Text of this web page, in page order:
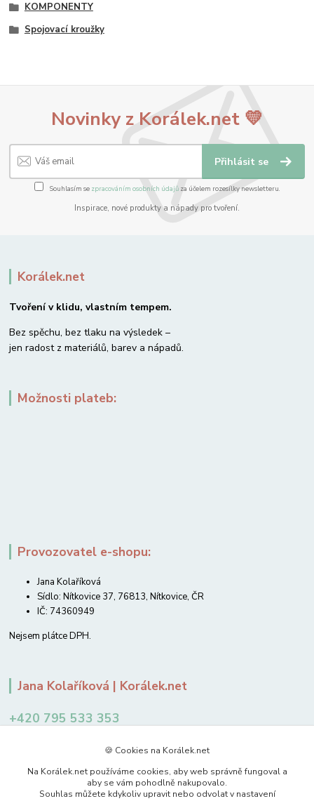
KOMPONENTY
Spojovací kroužky
Novinky z Korálek.net 💛
Přihlásit se
Souhlasím se zpracováním osobních údajůza účelem rozesílky newsletteru.
Inspirace, nové produkty a nápady pro tvoření.
Korálek.net
Tvoření v klidu, vlastním tempem.
Bez spěchu, bez tlaku na výsledek –
jen radost z materiálů, barev a nápadů.
Možnosti plateb:
Provozovatel e-shopu:
Jana Kolaříková
Sídlo: Nítkovice 37, 76813, Nítkovice, ČR
IČ: 74360949
Nejsem plátce DPH.
Jana Kolaříková | Korálek.net
+420 795 533 353
🍪 Cookies na Korálek.net
Na Korálek.net používáme cookies, aby web správně fungoval a
aby se vám pohodlně nakupovalo.
Souhlas můžete kdykoliv upravit nebo odvolat v nastavení